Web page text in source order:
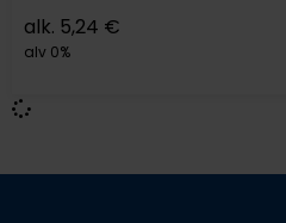
alk. 5,24 €
alv 0%